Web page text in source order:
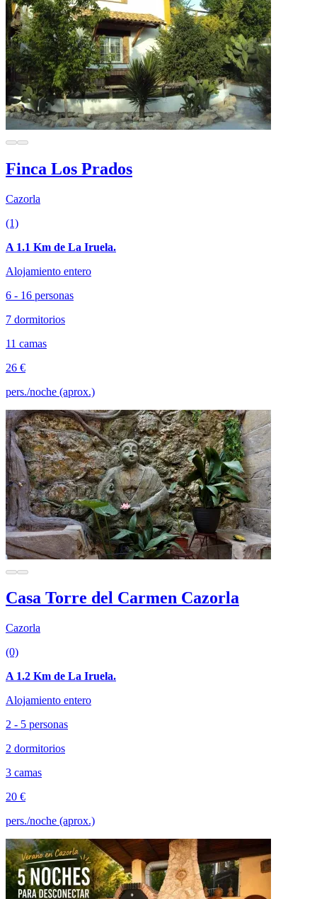
Finca Los Prados
Cazorla
(1)
A 1.1 Km de La Iruela.
Alojamiento entero
6 - 16 personas
7 dormitorios
11 camas
26 €
pers./noche (aprox.)
Casa Torre del Carmen Cazorla
Cazorla
(0)
A 1.2 Km de La Iruela.
Alojamiento entero
2 - 5 personas
2 dormitorios
3 camas
20 €
pers./noche (aprox.)